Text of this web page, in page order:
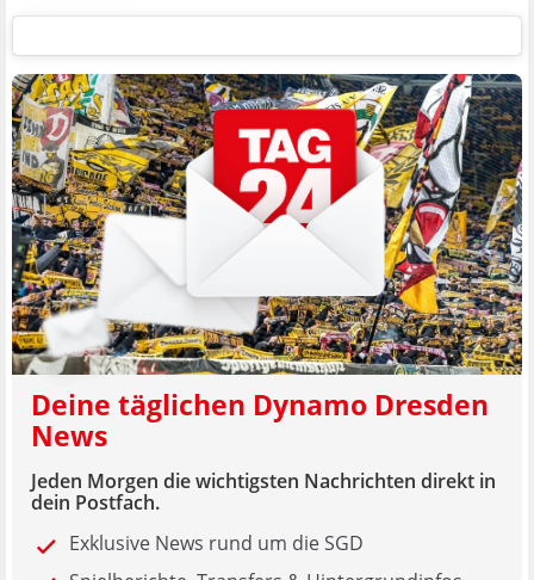
Deine täglichen Dynamo Dresden
News
Jeden Morgen die wichtigsten Nachrichten direkt in
dein Postfach.
Exklusive News rund um die SGD